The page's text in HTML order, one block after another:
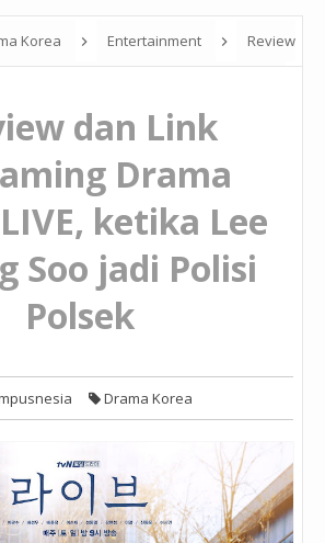
Korea Entertainment Review
dan Link
Drama
ketika Lee
Soo jadi Polisi
Polsek
Drama Korea